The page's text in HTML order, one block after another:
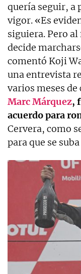
quería seguir, a
vigor. «Es
siguiera. Pero
decide
comentó Koji
una entrevista
varios meses
Marc Márquez,
acuerdo para
Cervera, como
para que se